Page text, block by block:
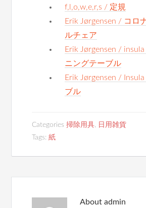
f,l,o,w,e,r,s / 定規
Erik Jørgensen / コロ
ルチェア
Erik Jørgensen /
ニングテーブル
Erik Jørgensen /
ブル
Categories掃除用具, 日用雑貨
Tags:紙
About admin